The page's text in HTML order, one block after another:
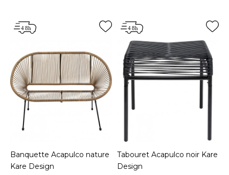
Banquette Acapulco nature
Kare Design
Tabouret Acapulco noir Kare
Design